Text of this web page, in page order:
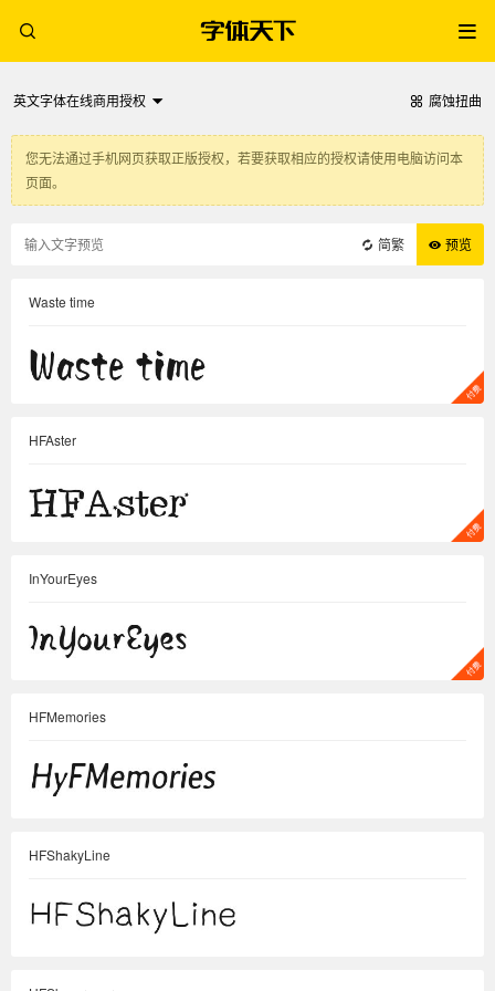
英文字体在线商用授权 腐蚀扭曲
您无法通过手机网页获取正版授权，若要获取相应的授权请使用电脑访问本
页面。
简繁 预览
Waste time
HFAster
InYourEyes
HFMemories
HFShakyLine